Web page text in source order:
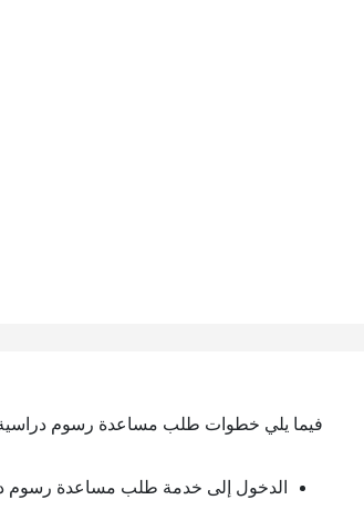
فيما يلي خطوات طلب مساعدة رسوم دراسية
الدخول إلى خدمة طلب مساعدة رسوم